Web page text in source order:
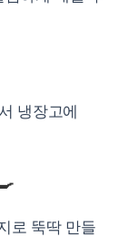
냉장고에
로 뚝딱 만들